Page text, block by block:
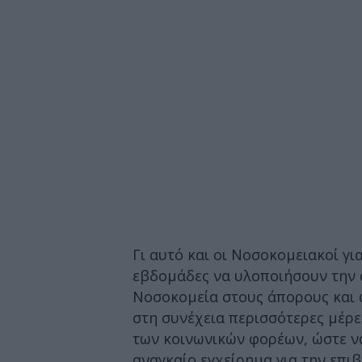
Γι αυτό και οι Νοσοκομειακοί
εβδομάδες να υλοποιήσουν την
Νοσοκομεία στους άπορους και
στη συνέχεια περισσότερες
των κοινωνικών φορέων, ώστε